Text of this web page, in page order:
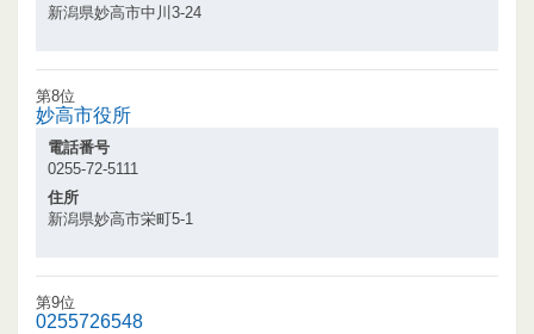
新潟県妙高市中川3-24
第8位
妙高市役所
電話番号
0255-72-5111
住所
新潟県妙高市栄町5-1
第9位
0255726548